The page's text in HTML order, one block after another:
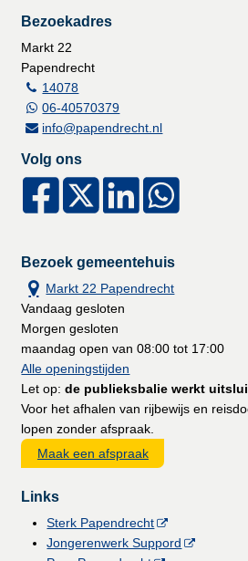
Bezoekadres
Markt 22
Papendrecht
14078
06-40570379
info@papendrecht.nl
Volg ons
Bezoek gemeentehuis
Markt 22 Papendrecht
Vandaag gesloten
Morgen gesloten
maandag open van 08:00 tot 17:00
Alle openingstijden
Let op:de publieksbalie werkt
Voor het afhalen van rijbewijs en
lopen zonder afspraak.
Maak een afspraak
Links
Sterk Papendrecht
Jongerenwerk Suppord